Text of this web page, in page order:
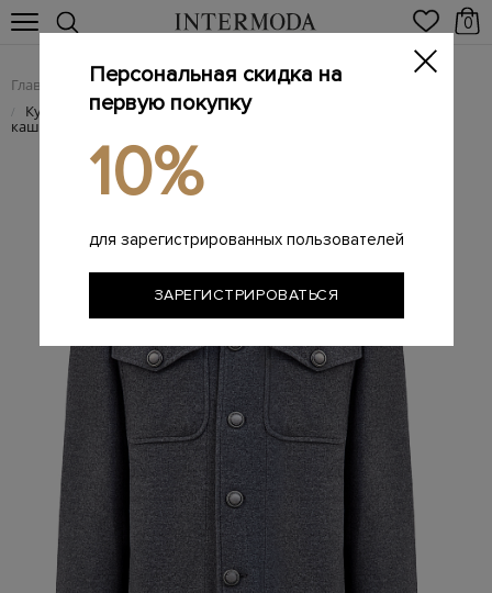
0
Главная Мужчинам / Одежда / Куртки
/ Куртка-рубашка ручной работы из водоотталкивающего
кашемира
Персональная скидка на
первую покупку
10%
для зарегистрированных пользователей
ЗАРЕГИСТРИРОВАТЬСЯ